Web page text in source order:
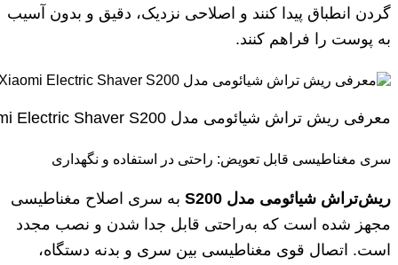
گردن انطباق پیدا کنند و اصلاحی نزدیک، دقیق و بدون آسیب
به پوست را فراهم کنند.
معرفی ریش تراش شیائومی مدل Xiaomi Electric Shaver S200
سری مغناطیسی قابل تعویض: راحتی در استفاده و نگهداری
ریش‌تراش شیائومی مدل S200
به سری اصلاح مغناطیسی
مجهز شده است که به‌راحتی قابل جدا شدن و نصب مجدد
است. اتصال قوی مغناطیسی بین سری و بدنه دستگاه،